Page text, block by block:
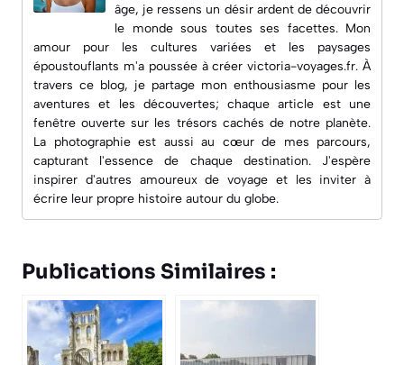
âge, je ressens un désir ardent de découvrir
le monde sous toutes ses facettes. Mon
amour pour les cultures variées et les paysages
époustouflants m'a poussée à créervictoria-voyages.fr. À
travers ce blog, je partage mon enthousiasme pour les
aventures et les découvertes; chaque article est une
fenêtre ouverte sur les trésors cachés de notre planète.
La photographie est aussi au cœur de mes parcours,
capturant l'essence de chaque destination. J'espère
inspirer d'autres amoureux de voyage et les inviter à
écrire leur propre histoire autour du globe.
Publications Similaires :